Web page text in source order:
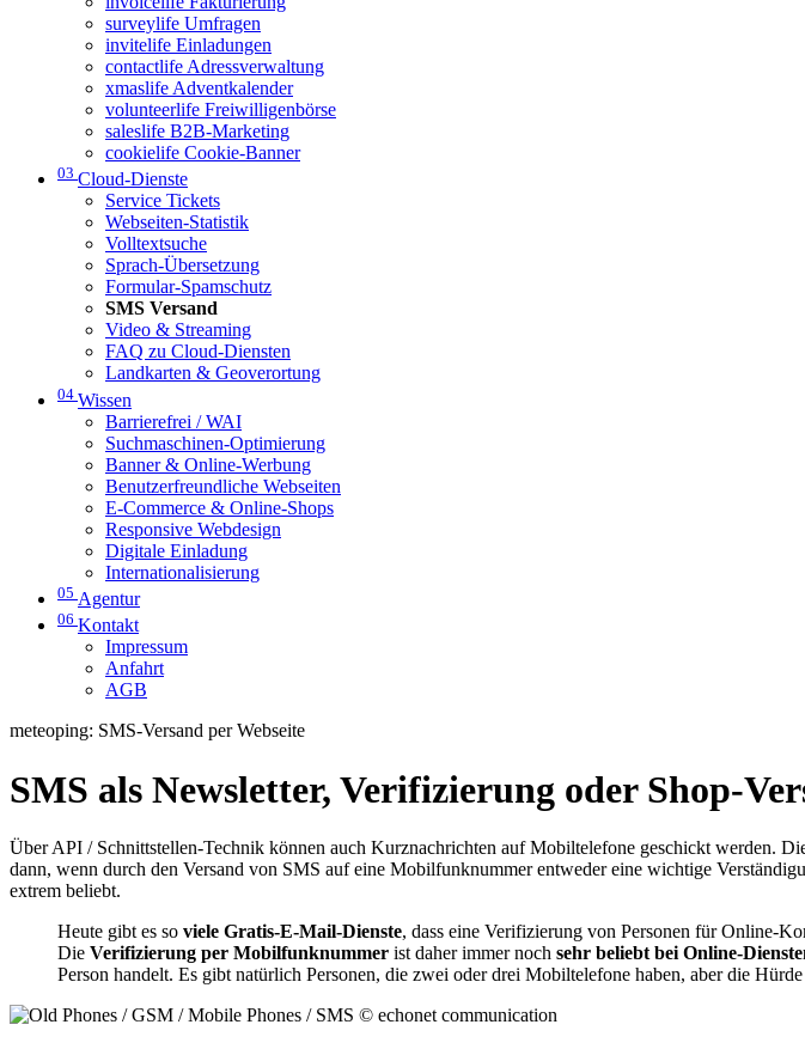
surveylife Umfragen
invitelife Einladungen
contactlife Adressverwaltung
xmaslife Adventkalender
volunteerlife Freiwilligenbörse
saleslife B2B-Marketing
cookielife Cookie-Banner
03 Cloud-Dienste
Service Tickets
Webseiten-Statistik
Volltextsuche
Sprach-Übersetzung
Formular-Spamschutz
SMS Versand
Video & Streaming
FAQ zu Cloud-Diensten
Landkarten & Geoverortung
04 Wissen
Barrierefrei / WAI
Suchmaschinen-Optimierung
Banner & Online-Werbung
Benutzerfreundliche Webseiten
E-Commerce & Online-Shops
Responsive Webdesign
Digitale Einladung
Internationalisierung
05 Agentur
06 Kontakt
Impressum
Anfahrt
AGB
meteoping: SMS-Versand per Webseite
SMS als Newsletter, Verifizierung oder Shop-
Über API / Schnittstellen-Technik können auch Kurznachrichten auf Mobiltelefone geschickt werden.
dann, wenn durch den Versand von SMS auf eine Mobilfunknummer entweder eine wichtige
extrem beliebt.
Heute gibt es so viele Gratis-E-Mail-Dienste, dass eine Verifizierung von Personen für Online-
Die Verifizierung per Mobilfunknummer ist daher immer noch sehr beliebt bei Online-
Person handelt. Es gibt natürlich Personen, die zwei oder drei Mobiltelefone haben, aber die